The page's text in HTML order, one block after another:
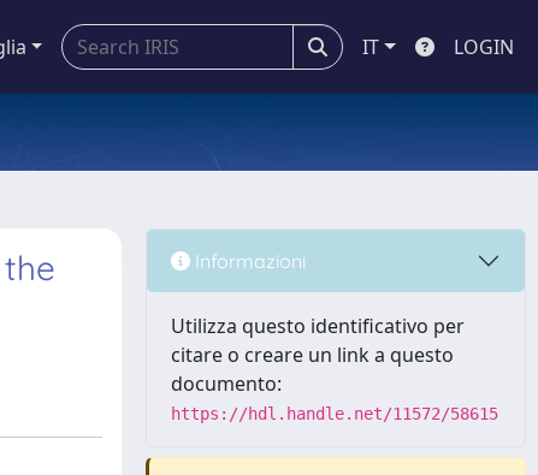
IT LOGIN
Informazioni
Utilizza questo identificativo per
citare o creare un link a questo
documento:
https://hdl.handle.net/11572/58615